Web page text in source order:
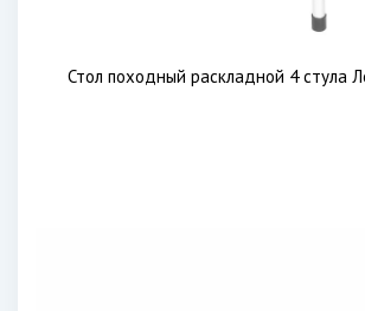
Стол походный раскладной 4 стула